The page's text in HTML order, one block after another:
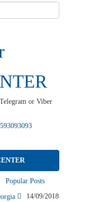
or Viber
Popular Posts
14/09/2018